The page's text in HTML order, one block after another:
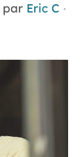
par Eric C ·